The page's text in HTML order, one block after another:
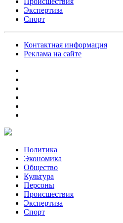
Экспертиза
Спорт
Контактная информация
Реклама на сайте
Политика
Экономика
Общество
Культура
Персоны
Происшествия
Экспертиза
Спорт